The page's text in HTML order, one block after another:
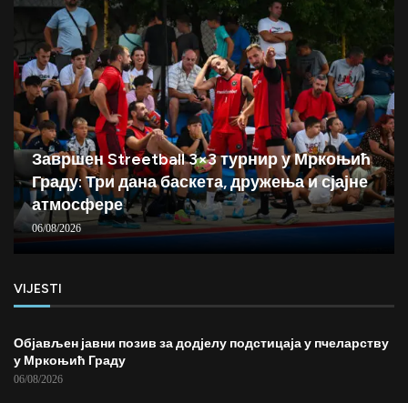
Завршен Streetball 3×3 турнир у Мркоњић
Граду: Три дана баскета, дружења и сјајне
атмосфере
06/08/2026
VIJESTI
Објављен јавни позив за додјелу подстицаја у пчеларству
у Мркоњић Граду
06/08/2026